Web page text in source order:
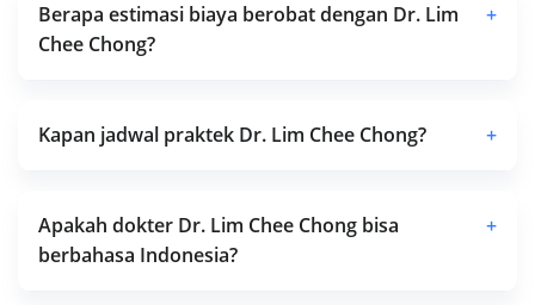
Berapa estimasi biaya berobat dengan Dr. Lim
Chee Chong?
+
Kapan jadwal praktek Dr. Lim Chee Chong? +
Apakah dokter Dr. Lim Chee Chong bisa
berbahasa Indonesia?
+